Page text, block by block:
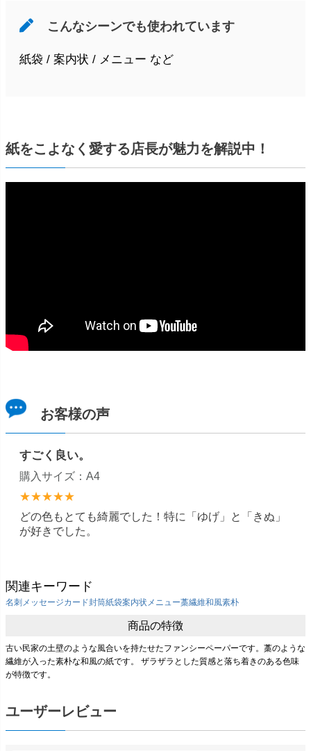
こんなシーンでも使われています
紙袋 / 案内状 / メニュー など
紙をこよなく愛する店長が魅力を解説中！
お客様の声
すごく良い。
購入サイズ：A4
★★★★★
どの色もとても綺麗でした！特に「ゆげ」と「きぬ」
が好きでした。
関連キーワード
名刺 メッセージカード封筒紙袋案内状メニュー藁繊維和風素朴
商品の特徴
古い民家の土壁のような風合いを持たせたファンシーペーパーです。藁のような
繊維が入った素朴な和風の紙です。 ザラザラとした質感と落ち着きのある色味
が特徴です。
ユーザーレビュー